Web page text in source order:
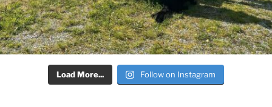
Load More... Follow on Instagram